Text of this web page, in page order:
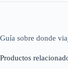
Guía sobre donde
Productos